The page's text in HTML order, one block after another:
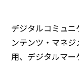
デジタルコミュ
ンテンツ・マネ
用、デジタルマー